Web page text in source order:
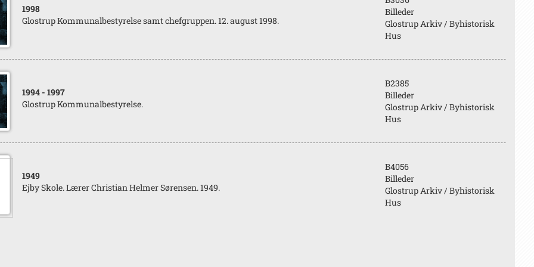
1998
Glostrup Kommunalbestyrelse samt chefgruppen. 12. august 1998.
Billeder
Glostrup Arkiv / Byhistorisk
Hus
1994 - 1997
Glostrup Kommunalbestyrelse.
B2385
Billeder
Glostrup Arkiv / Byhistorisk
Hus
1949
Ejby Skole. Lærer Christian Helmer Sørensen. 1949.
B4056
Billeder
Glostrup Arkiv / Byhistorisk
Hus